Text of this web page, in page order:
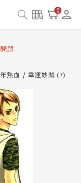
0
併與書櫃開通申請
題
開通與資產合併申
併與書櫃開通申請
熱血 幸運妙賊 (7)